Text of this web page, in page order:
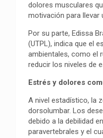
dolores musculares
motivación para llevar
Por su parte, Edissa
(UTPL), indica que el
ambientales, como el
reducir los niveles de
Estrés y dolores
A nivel estadístico, la
dorsolumbar. Los
debido a la debilidad
paravertebrales y el